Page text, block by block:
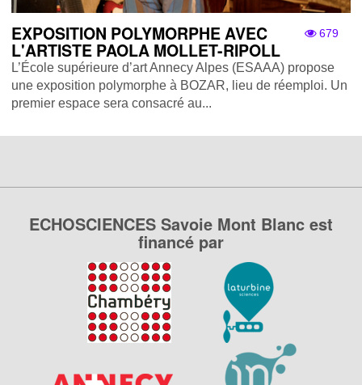
679
EXPOSITION POLYMORPHE AVEC
L'ARTISTE PAOLA MOLLET-RIPOLL
L’École supérieure d’art Annecy Alpes (ESAAA) propose
une exposition polymorphe à BOZAR, lieu de réemploi. Un
premier espace sera consacré au...
ECHOSCIENCES Savoie Mont Blanc est
financé par